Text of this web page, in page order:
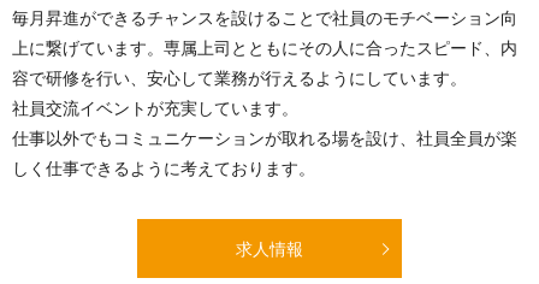
毎月昇進ができるチャンスを設けることで社員のモチベーション向
上に繋げています。専属上司とともにその人に合ったスピード、内
容で研修を行い、安心して業務が行えるようにしています。
社員交流イベントが充実しています。
仕事以外でもコミュニケーションが取れる場を設け、社員全員が楽
しく仕事できるように考えております。
求人情報